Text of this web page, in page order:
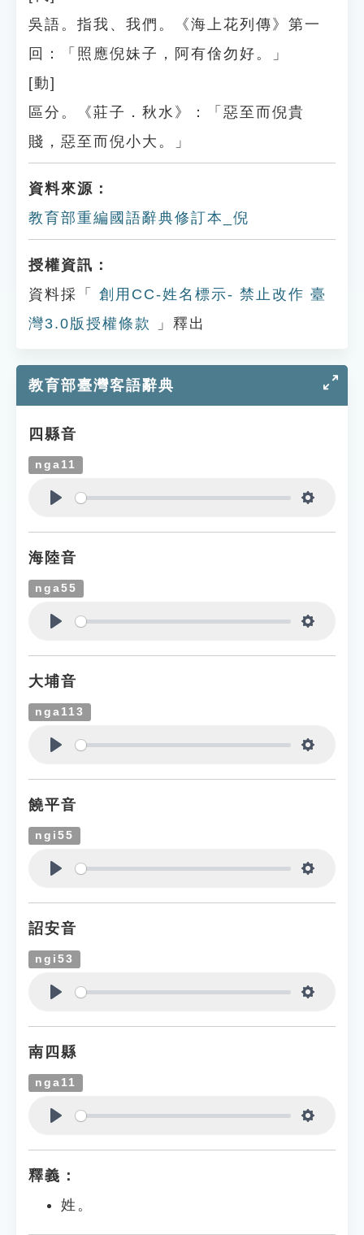
吳語。指我、我們。《海上花列傳》第一
回：「照應倪妹子，阿有倽勿好。」
[動]
區分。《莊子．秋水》：「惡至而倪貴
賤，惡至而倪小大。」
資料來源：
教育部重編國語辭典修訂本_倪
授權資訊：
資料採「
創用CC-姓名標示- 禁止改作 臺
灣3.0版授權條款
」釋出
教育部臺灣客語辭典
四縣音
nga11
海陸音
nga55
大埔音
nga113
饒平音
ngi55
詔安音
ngi53
南四縣
nga11
釋義：
姓。